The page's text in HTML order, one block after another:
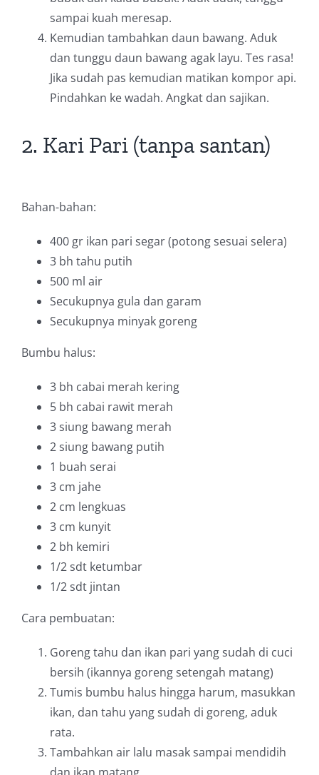
sampai kuah meresap.
Kemudian tambahkan daun bawang. Aduk
dan tunggu daun bawang agak layu. Tes rasa!
Jika sudah pas kemudian matikan kompor api.
Pindahkan ke wadah. Angkat dan sajikan.
2. Kari Pari (tanpa santan)
Bahan-bahan:
400 gr ikan pari segar (potong sesuai selera)
3 bh tahu putih
500 ml air
Secukupnya gula dan garam
Secukupnya minyak goreng
Bumbu halus:
3 bh cabai merah kering
5 bh cabai rawit merah
3 siung bawang merah
2 siung bawang putih
1 buah serai
3 cm jahe
2 cm lengkuas
3 cm kunyit
2 bh kemiri
1/2 sdt ketumbar
1/2 sdt jintan
Cara pembuatan:
Goreng tahu dan ikan pari yang sudah di cuci
bersih (ikannya goreng setengah matang)
Tumis bumbu halus hingga harum, masukkan
ikan, dan tahu yang sudah di goreng, aduk
rata.
Tambahkan air lalu masak sampai mendidih